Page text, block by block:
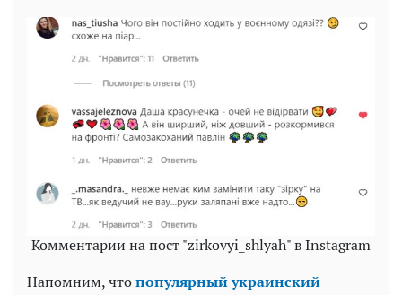
Комментарии на пост "zirkovyi_shlyah" в Instagram
Напомним, чтопопулярный украинский